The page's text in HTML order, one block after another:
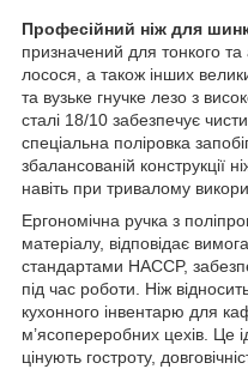
Професійний ніж для
призначений для тонкого та
лосося, а також інших
та вузьке гнучке лезо з
сталі 18/10 забезпечує
спеціальна поліровка
збалансованій конструкції
навіть при тривалому
Ергономічна ручка з
матеріалу, відповідає
стандартами HACCP,
під час роботи. Ніж
кухонного інвентарю для
м’ясопереробних цехів. Це
цінують гостроту,